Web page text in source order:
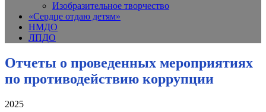
Изобразительное творчество
«Сердце отдаю детям»
НМДО
ЛПДО
Отчеты о проведенных мероприятиях
по противодействию коррупции
2025